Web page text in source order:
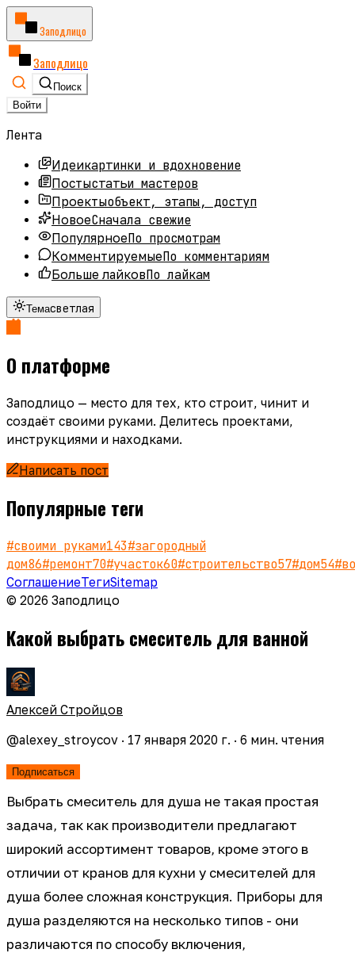
Заподлицо
Заподлицо
Поиск
Войти
Лента
Идеикартинки и вдохновение
Постыстатьи мастеров
Проектыобъект, этапы, доступ
НовоеСначала свежие
ПопулярноеПо просмотрам
КомментируемыеПо комментариям
Больше лайковПо лайкам
Темасветлая
О платформе
Заподлицо — место для тех, кто строит, чинит и
создаёт своими руками. Делитесь проектами,
инструкциями и находками.
Написать пост
Популярные теги
#своими руками143#загородный
дом86#ремонт70#участок60#строительство57#дом54#
СоглашениеТегиSitemap
© 2026 Заподлицо
Какой выбрать смеситель для ванной
Алексей Стройцов
@alexey_stroycov · 17 января 2020 г. · 6 мин. чтения
Подписаться
Выбрать смеситель для душа не такая простая
задача, так как производители предлагают
широкий ассортимент товаров, кроме этого в
отличии от кранов для кухни у смесителей для
душа более сложная конструкция. Приборы для
душа разделяются на несколько типов - они
различаются по способу включения,